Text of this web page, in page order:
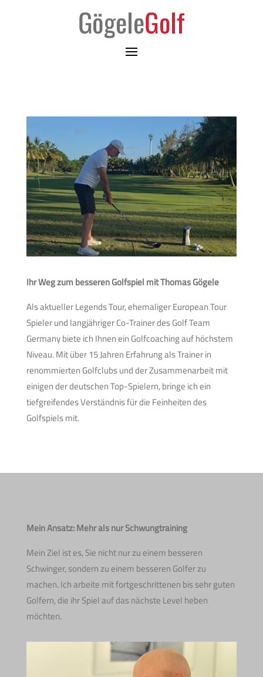
Ihr Weg zum besseren Golfspiel mit Thomas Gögele
Als aktueller Legends Tour, ehemaliger European Tour
Spieler und langjähriger Co-Trainer des Golf Team
Germany biete ich Ihnen ein Golfcoaching auf höchstem
Niveau. Mit über 15 Jahren Erfahrung als Trainer in
renommierten Golfclubs und der Zusammenarbeit mit
einigen der deutschen Top-Spielern, bringe ich ein
tiefgreifendes Verständnis für die Feinheiten des
Golfspiels mit.
Mein Ansatz: Mehr als nur Schwungtraining
Mein Ziel ist es, Sie nicht nur zu einem besseren
Schwinger, sondern zu einem besseren Golfer zu
machen. Ich arbeite mit fortgeschrittenen bis sehr guten
Golfern, die ihr Spiel auf das nächste Level heben
möchten.